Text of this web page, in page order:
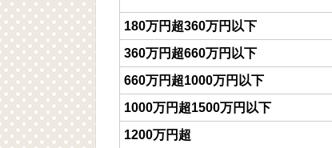
180万円超360万円以下
360万円超660万円以下
660万円超1000万円以下
1000万円超1500万円以下
1200万円超